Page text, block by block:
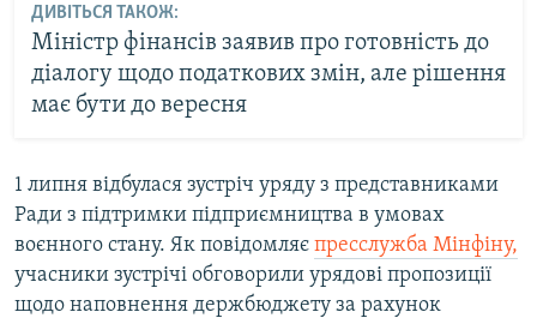
ДИВІТЬСЯ ТАКОЖ:
Міністр фінансів заявив про готовність до
діалогу щодо податкових змін, але рішення
має бути до вересня
1 липня відбулася зустріч уряду з представниками
Ради з підтримки підприємництва в умовах
воєнного стану. Як повідомляє пресслужба Мінфіну,
учасники зустрічі обговорили урядові пропозиції
щодо наповнення держбюджету за рахунок